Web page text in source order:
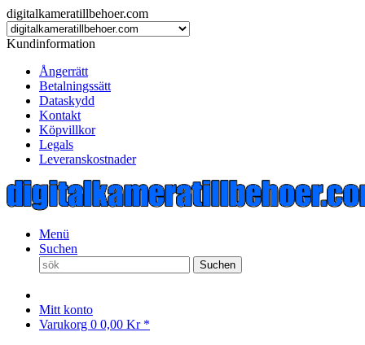
digitalkameratillbehoer.com
Kundinformation
Ångerrätt
Betalningssätt
Dataskydd
Kontakt
Köpvillkor
Legals
Leveranskostnader
Menü
Suchen
Suchen
Mitt konto
Varukorg 0 0,00 Kr *